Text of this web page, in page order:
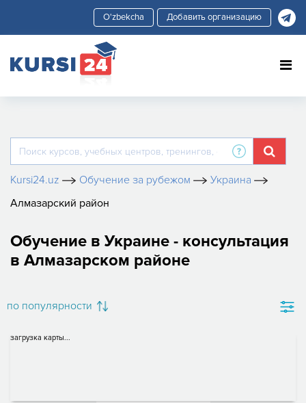
Добавить организацию
Kursi24.uz Обучение за рубежом
Украина
Алмазарский район
Обучение в Украине - консультация
в Алмазарском районе
по популярности
загрузка карты...